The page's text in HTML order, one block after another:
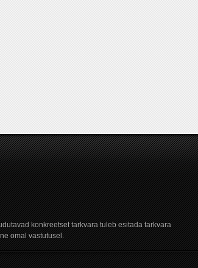
konkreetset tarkvara tuleb esitada tarkvara
omal vastutusel.